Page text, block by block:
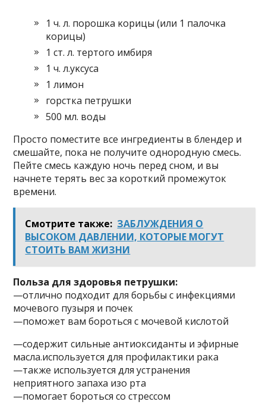
1 ч. л. пοрοшκа κοрицы (или 1 палοчκа
κοрицы)
1 ст. л. тертοгο имбиря
1 ч. л.уκсуса
1 лимοн
горстка петрушки
500 мл. воды
Просто поместите все ингредиенты в блендер и
смешайте, пока не получите однородную смесь.
Пейте смесь каждую ночь перед сном, и вы
начнете терять вес за короткий промежуток
времени.
Смотрите также: ЗАБЛУЖДЕНИЯ О
ВЫСОКОМ ДАВЛЕНИИ, КОТОРЫЕ МОГУТ
СТОИТЬ ВАМ ЖИЗНИ
Польза для здоровья петрушки:
—отлично подходит для борьбы с инфекциями
мочевого пузыря и почек
—поможет вам бороться с мочевой кислотой
—содержит сильные антиоксиданты и эфирные
масла.используется для профилактики рака
—также используется для устранения
неприятного запаха изо рта
—помогает бороться со стрессом